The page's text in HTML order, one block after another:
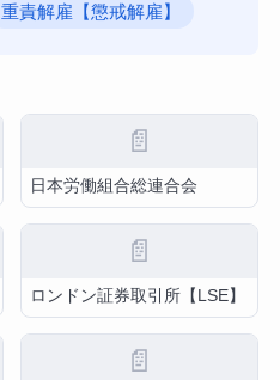
重責解雇【懲戒解雇】
📄
日本労働組合総連合会
📄
ロンドン証券取引所【LSE】
📄